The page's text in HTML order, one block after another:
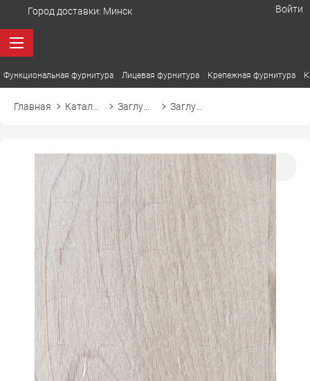
Город доставки: Минск Войти
Функциональная фурнитура Лицевая фурнитура Крепежная фурнитура
Главная